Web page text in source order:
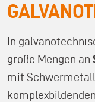
In
große Mengen an
mit